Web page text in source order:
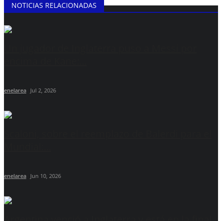
NOTICIAS RELACIONADAS
enelarea Jul 2, 2026
enelarea Jun 10, 2026